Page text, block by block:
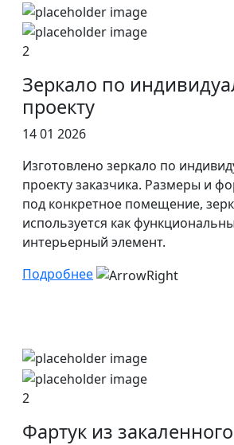
2
Зеркало по
проекту
14 01 2026
Изготовлено зеркало по
проекту заказчика. Размеры и
под конкретное помещение,
используется как
интерьерный элемент.
Подробнее
2
Фартук из